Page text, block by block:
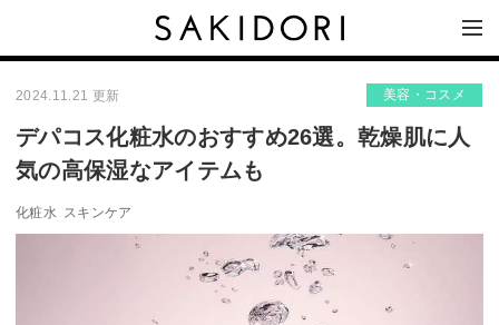
2024.11.21 更新 美容・コスメ
デパコス化粧水のおすすめ26選。乾燥肌に人
気の高保湿なアイテムも
化粧水 スキンケア